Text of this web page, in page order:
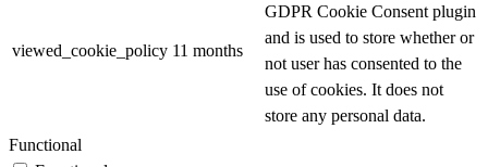
viewed_cookie_policy 11 months
GDPR Cookie Consent plugin
and is used to store whether or
not user has consented to the
use of cookies. It does not
store any personal data.
Functional